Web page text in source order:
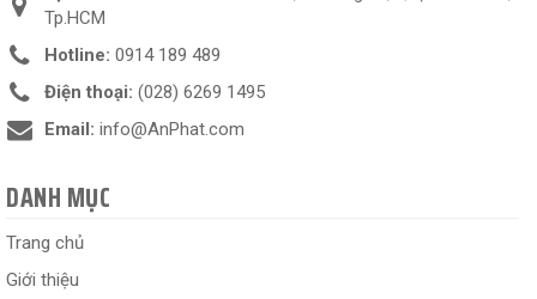
Tp.HCM
Hotline: 0914 189 489
Điện thoại: (028) 6269 1495
Email: info@AnPhat.com
DANH MỤC
Trang chủ
Giới thiệu